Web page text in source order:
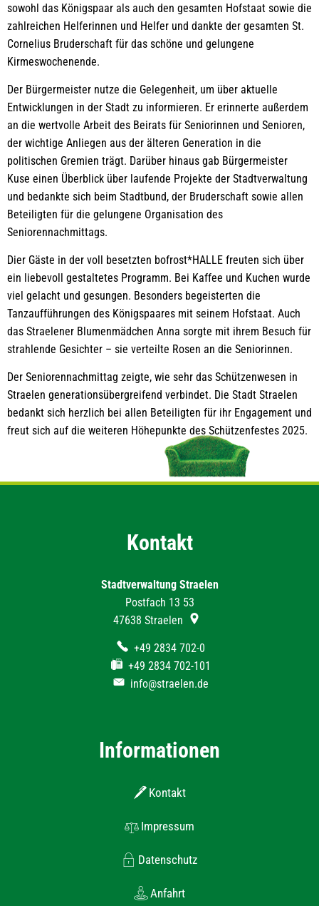
sowohl das Königspaar als auch den gesamten Hofstaat sowie die
zahlreichen Helferinnen und Helfer und dankte der gesamten St.
Cornelius Bruderschaft für das schöne und gelungene
Kirmeswochenende.
Der Bürgermeister nutze die Gelegenheit, um über aktuelle
Entwicklungen in der Stadt zu informieren. Er erinnerte außerdem
an die wertvolle Arbeit des Beirats für Seniorinnen und Senioren,
der wichtige Anliegen aus der älteren Generation in die
politischen Gremien trägt. Darüber hinaus gab Bürgermeister
Kuse einen Überblick über laufende Projekte der Stadtverwaltung
und bedankte sich beim Stadtbund, der Bruderschaft sowie allen
Beteiligten für die gelungene Organisation des
Seniorennachmittags.
Dier Gäste in der voll besetzten bofrost*HALLE freuten sich über
ein liebevoll gestaltetes Programm. Bei Kaffee und Kuchen wurde
viel gelacht und gesungen. Besonders begeisterten die
Tanzaufführungen des Königspaares mit seinem Hofstaat. Auch
das Straelener Blumenmädchen Anna sorgte mit ihrem Besuch für
strahlende Gesichter – sie verteilte Rosen an die Seniorinnen.
Der Seniorennachmittag zeigte, wie sehr das Schützenwesen in
Straelen generationsübergreifend verbindet. Die Stadt Straelen
bedankt sich herzlich bei allen Beteiligten für ihr Engagement und
freut sich auf die weiteren Höhepunkte des Schützenfestes 2025.
Kontakt
Stadtverwaltung Straelen
Postfach 13 53
47638 Straelen
+49 2834 702-0
+49 2834 702-101
info@straelen.de
Informationen
Kontakt
Impressum
Datenschutz
Anfahrt